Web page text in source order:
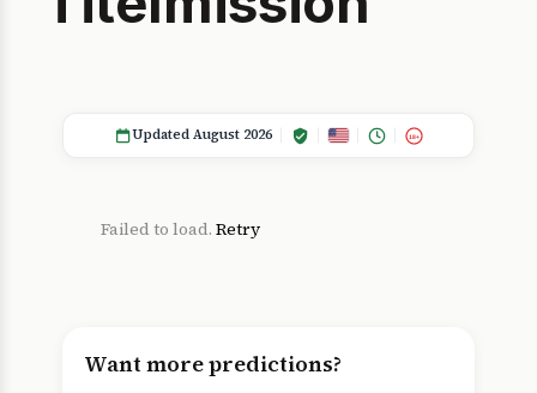
Updated August 2026 18+
Failed to load. Retry
Want more predictions?